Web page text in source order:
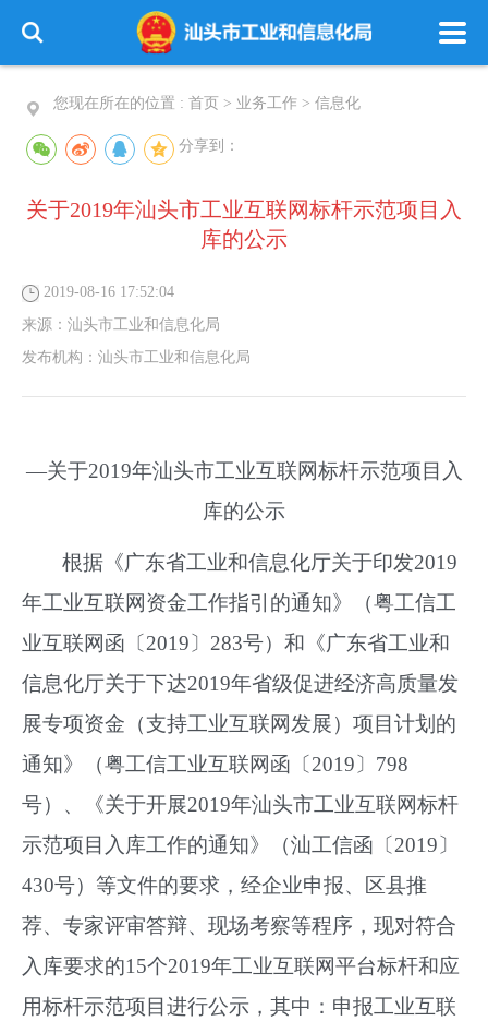
您现在所在的位置 : 首页 > 业务工作 > 信息化
分享到：
关于2019年汕头市工业互联网标杆示范项目入
库的公示
2019-08-16 17:52:04
来源： 汕头市工业和信息化局
发布机构： 汕头市工业和信息化局
—关于2019年汕头市工业互联网标杆示范项目入
库的公示
根据《广东省工业和信息化厅关于印发2019
年工业互联网资金工作指引的通知》（粤工信工
业互联网函〔2019〕283号）和《广东省工业和
信息化厅关于下达2019年省级促进经济高质量发
展专项资金（支持工业互联网发展）项目计划的
通知》（粤工信工业互联网函〔2019〕798
号）、《关于开展2019年汕头市工业互联网标杆
示范项目入库工作的通知》（汕工信函〔2019〕
430号）等文件的要求，经企业申报、区县推
荐、专家评审答辩、现场考察等程序，现对符合
入库要求的15个2019年工业互联网平台标杆和应
用标杆示范项目进行公示，其中：申报工业互联